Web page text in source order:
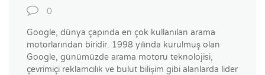
0
Google, dünya çapında en çok kullanılan arama
motorlarından biridir. 1998 yılında kurulmuş olan
Google, günümüzde arama motoru teknolojisi,
çevrimiçi reklamcılık ve bulut bilişim gibi alanlarda lider